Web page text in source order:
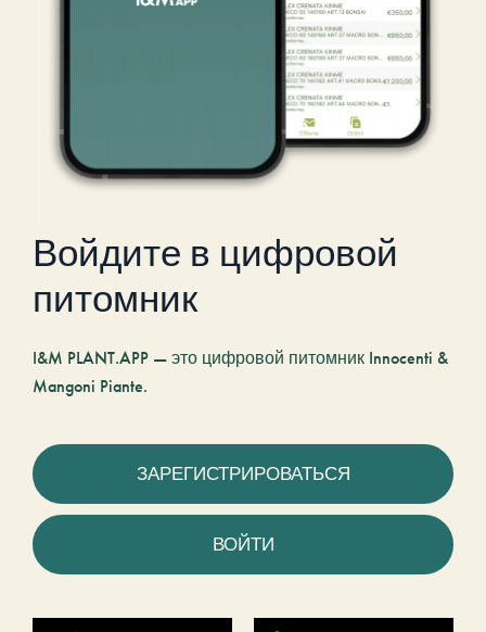
Войдите в цифровой
питомник
I&M PLANT.APP — это цифровой питомник Innocenti &
Mangoni Piante.
ЗАРЕГИСТРИРОВАТЬСЯ
ВОЙТИ